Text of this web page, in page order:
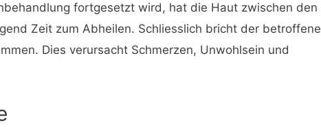
fortgesetzt wird, hat die Haut zwischen den
Zeit zum Abheilen. Schliesslich bricht der betroffene
Dies verursacht Schmerzen, Unwohlsein und